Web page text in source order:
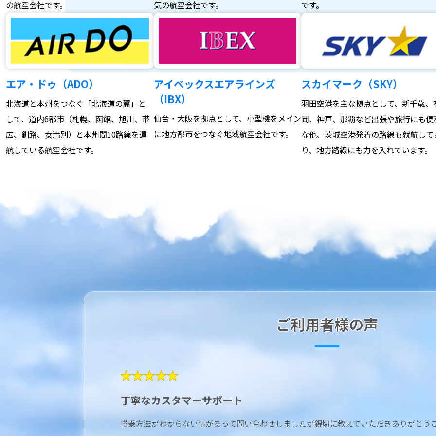
の航空会社です。
気の航空会社です。
です。
エア・ドゥ（ADO）
北海道と本州をつなぐ「北海道の翼」と
して、道内6都市（札幌、函館、旭川、帯
広、釧路、女満別）と本州間10路線を運
航している航空会社です。
アイベックスエアラインズ
（IBX）
仙台・大阪を拠点として、小型機をメイン
に地方都市をつなぐ地域航空会社です。
スカイマーク（SKY）
羽田空港を主な拠点として、新千歳、
岡、神戸、那覇など出張や旅行にも便
な他、茨城空港発着の路線も就航して
り、地方路線にも力を入れています。
ご利用者様の声
★★★★★
丁寧なカスタマーサポート
搭乗方法がわからない事があって問い合わせしましたが親切に教えていただきありがとう